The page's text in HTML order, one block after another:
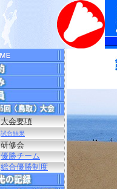
大会要項
試合結果
研修会
優勝チーム
総合優勝制度